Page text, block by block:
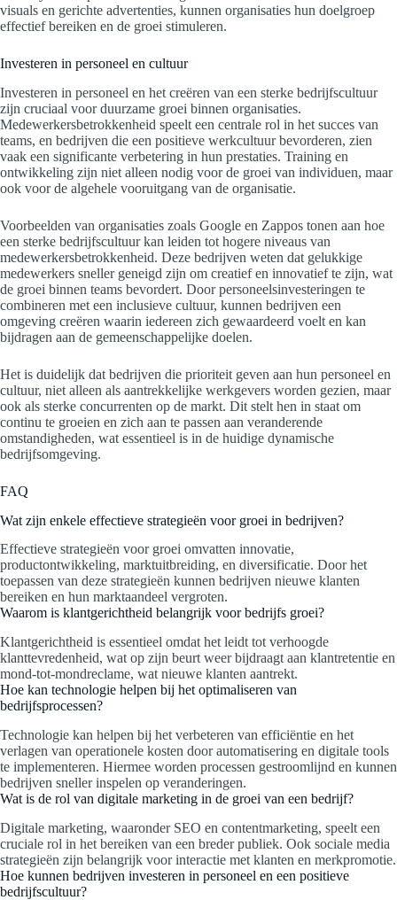
visuals en gerichte advertenties, kunnen organisaties hun doelgroep
effectief bereiken en de groei stimuleren.
Investeren in personeel en cultuur
Investeren in personeel en het creëren van een sterke bedrijfscultuur
zijn cruciaal voor duurzame groei binnen organisaties.
Medewerkersbetrokkenheid speelt een centrale rol in het succes van
teams, en bedrijven die een positieve werkcultuur bevorderen, zien
vaak een significante verbetering in hun prestaties. Training en
ontwikkeling zijn niet alleen nodig voor de groei van individuen, maar
ook voor de algehele vooruitgang van de organisatie.
Voorbeelden van organisaties zoals Google en Zappos tonen aan hoe
een sterke bedrijfscultuur kan leiden tot hogere niveaus van
medewerkersbetrokkenheid. Deze bedrijven weten dat gelukkige
medewerkers sneller geneigd zijn om creatief en innovatief te zijn, wat
de groei binnen teams bevordert. Door personeelsinvesteringen te
combineren met een inclusieve cultuur, kunnen bedrijven een
omgeving creëren waarin iedereen zich gewaardeerd voelt en kan
bijdragen aan de gemeenschappelijke doelen.
Het is duidelijk dat bedrijven die prioriteit geven aan hun personeel en
cultuur, niet alleen als aantrekkelijke werkgevers worden gezien, maar
ook als sterke concurrenten op de markt. Dit stelt hen in staat om
continu te groeien en zich aan te passen aan veranderende
omstandigheden, wat essentieel is in de huidige dynamische
bedrijfsomgeving.
FAQ
Wat zijn enkele effectieve strategieën voor groei in bedrijven?
Effectieve strategieën voor groei omvatten innovatie,
productontwikkeling, marktuitbreiding, en diversificatie. Door het
toepassen van deze strategieën kunnen bedrijven nieuwe klanten
bereiken en hun marktaandeel vergroten.
Waarom is klantgerichtheid belangrijk voor bedrijfs groei?
Klantgerichtheid is essentieel omdat het leidt tot verhoogde
klanttevredenheid, wat op zijn beurt weer bijdraagt aan klantretentie en
mond-tot-mondreclame, wat nieuwe klanten aantrekt.
Hoe kan technologie helpen bij het optimaliseren van
bedrijfsprocessen?
Technologie kan helpen bij het verbeteren van efficiëntie en het
verlagen van operationele kosten door automatisering en digitale tools
te implementeren. Hiermee worden processen gestroomlijnd en kunnen
bedrijven sneller inspelen op veranderingen.
Wat is de rol van digitale marketing in de groei van een bedrijf?
Digitale marketing, waaronder SEO en contentmarketing, speelt een
cruciale rol in het bereiken van een breder publiek. Ook sociale media
strategieën zijn belangrijk voor interactie met klanten en merkpromotie.
Hoe kunnen bedrijven investeren in personeel en een positieve
bedrijfscultuur?